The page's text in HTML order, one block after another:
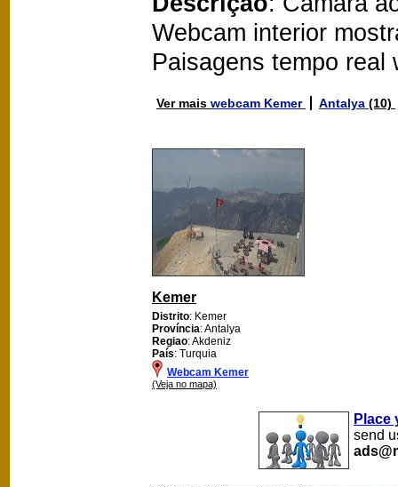
Webcam interior
Paisagens tempo real
Ver mais webcam Kemer Antalya (10)
Kemer
Distrito: Kemer
Província: Antalya
Regiao: Akdeniz
País: Turquia
Webcam Kemer
(Veja no mapa)
Place
send